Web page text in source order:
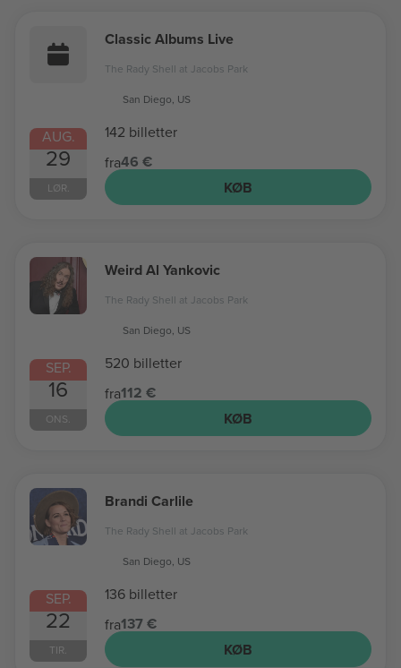
AUG.
29
LØR.
Classic Albums Live
The Rady Shell at Jacobs Park
San Diego, US
142 billetter
fra46 €
KØB
SEP.
16
ONS.
Weird Al Yankovic
The Rady Shell at Jacobs Park
San Diego, US
520 billetter
fra112 €
KØB
SEP.
22
TIR.
Brandi Carlile
The Rady Shell at Jacobs Park
San Diego, US
136 billetter
fra137 €
KØB